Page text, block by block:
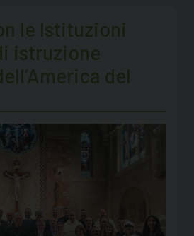
le Istituzioni
istruzione
del